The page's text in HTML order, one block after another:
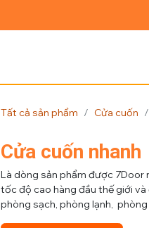
Tất cả sản phẩm Cửa cuốn
Cửa cuốn nhanh
Là dòng sản phẩm được 7Door
tốc độ cao hàng đầu thế giới
phòng sạch, phòng lạnh,